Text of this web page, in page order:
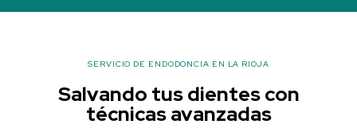
SERVICIO DE ENDODONCIA EN LA RIOJA
Salvando tus dientes con
técnicas avanzadas